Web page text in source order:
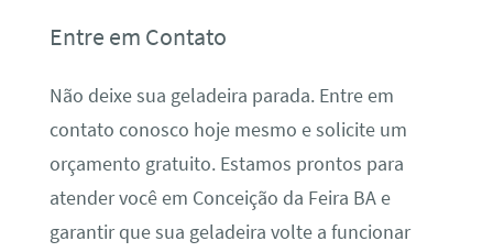
Entre em Contato
Não deixe sua geladeira parada. Entre em
contato conosco hoje mesmo e solicite um
orçamento gratuito. Estamos prontos para
atender você em Conceição da Feira BA e
garantir que sua geladeira volte a funcionar